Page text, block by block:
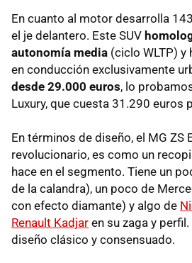
En cuanto al motor desarrolla
el je delantero. Este SUV
autonomía media (ciclo WLTP) y
en conducción exclusivamente
desde 29.000 euros, lo
Luxury, que cuesta 31.290 euros
En términos de diseño, el MG ZS
revolucionario, es como un
hace en el segmento. Tiene un
de la calandra), un poco de
con efecto diamante) y algo de
Renault Kadjar en su zaga y
diseño clásico y consensuado.